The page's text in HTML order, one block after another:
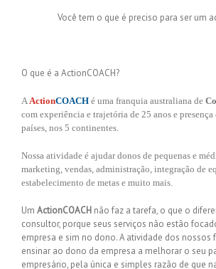
Você tem o que é preciso para ser um
O que é a ActionCOACH?
AActionCOACH é uma franquia australiana de
com experiência e trajetória de 25 anos e presença
países, nos 5 continentes.
Nossa atividade é ajudar donos de pequenas e
marketing, vendas, administração, integração de
estabelecimento de metas e muito mais.
Um ActionCOACH não faz a tarefa, o que o
consultor, porque seus serviços não estão
empresa e sim no dono. A atividade dos nossos
ensinar ao dono da empresa a melhorar o seu
empresário, pela única e simples razão de que